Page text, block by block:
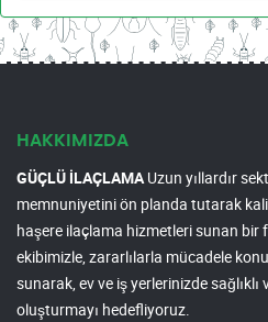
HAKKIMIZDA
GÜÇLÜ İLAÇLAMAUzun yıllardır
memnuniyetini ön planda tutarak
haşere ilaçlama hizmetleri sunan bir
ekibimizle, zararlılarla mücadele
sunarak, ev ve iş yerlerinizde
oluşturmayı hedefliyoruz.